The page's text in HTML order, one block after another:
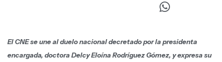
El CNE se une al duelo nacional decretado por la presidenta
encargada, doctora Delcy Eloína Rodríguez Gómez, y expresa su